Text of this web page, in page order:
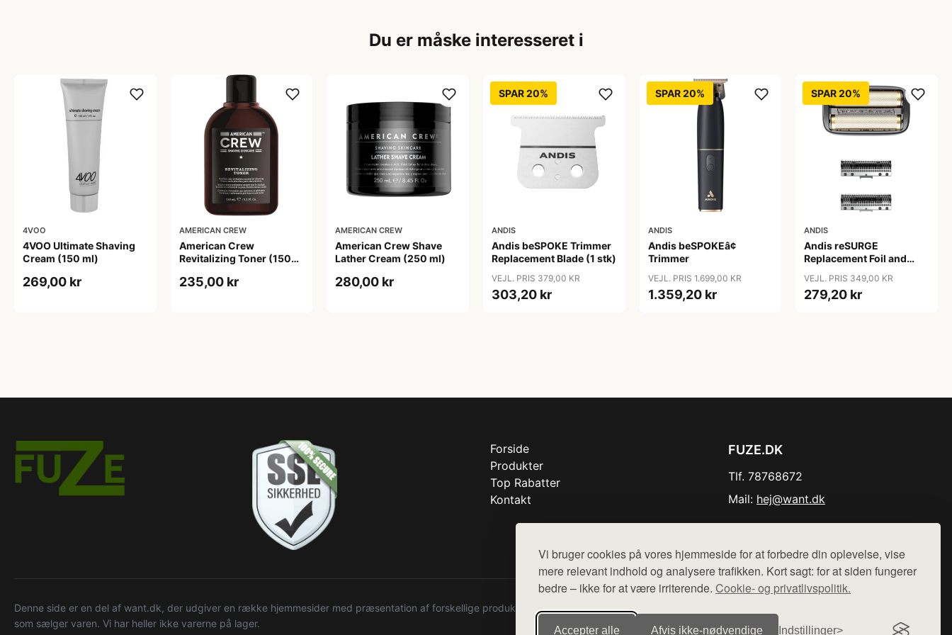
Vi bruger cookies på vores hjemmeside for at forbedre din oplevelse, vise
mere relevant indhold og analysere trafikken. Kort sagt: for at siden fungerer
bedre – ikke for at være irriterende. Cookie- og privatlivspolitik.
Accepter alle Afvis ikke‑nødvendige Indstillinger
Du er måske interesseret i
4VOO
4VOO Ultimate Shaving
Cream (150 ml)
269,00 kr
AMERICAN CREW
American Crew
Revitalizing Toner (150
235,00 kr
AMERICAN CREW
American Crew Shave
Lather Cream (250 ml)
280,00 kr
SPAR 20%
ANDIS
Andis beSPOKE Trimmer
Replacement Blade (1 stk)
VEJL. PRIS 379,00 KR
303,20 kr
SPAR 20%
ANDIS
Andis beSPOKEâ¢
Trimmer
VEJL. PRIS 1.699,00 KR
1.359,20 kr
SPAR 20%
ANDIS
Andis reSURGE
Replacement Foil and
VEJL. PRIS 349,00 KR
279,20 kr
Forside
Produkter
Top Rabatter
Kontakt
FUZE.DK
Tlf. 78768672
Mail: hej@want.dk
Denne side er en del af want.dk, der udgiver en række hjemmesider med præsentation af forskellige produkter fra diverse webshops. Der sælges ikke varer fra denne side - vi henviser til de shops,
som sælger varen. Vi har heller ikke varerne på lager.